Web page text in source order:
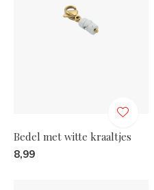
Bedel met witte kraaltjes
8,99